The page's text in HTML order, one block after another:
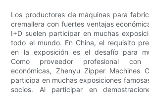
Los productores de máquinas para
cremallera con fuertes ventajas
I+D suelen participar en muchas
todo el mundo. En China, el requisito
en la exposición es el desafío para
Como proveedor profesional con
económicas, Zhenyu Zipper Machines
participa en muchas exposiciones
socios. Al participar en